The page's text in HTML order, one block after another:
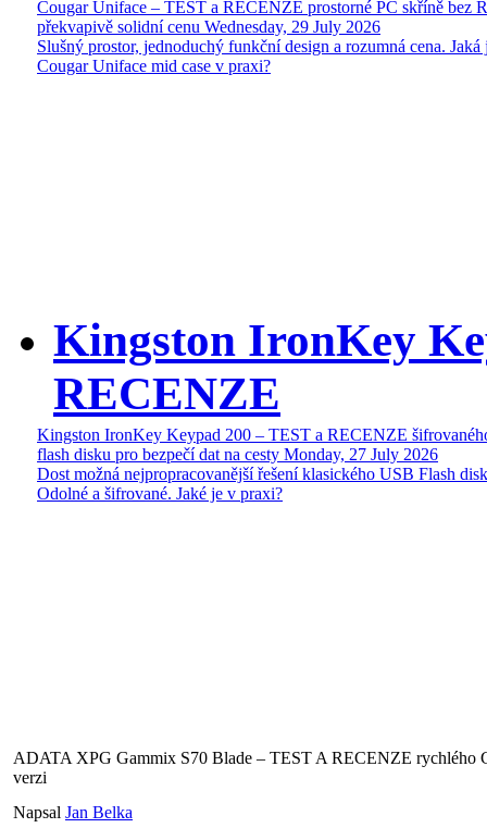
Cougar Uniface – TEST a RECENZE prostorné PC skříně bez
překvapivě solidní cenu Wednesday, 29 July 2026
Slušný prostor, jednoduchý funkční design a rozumná cena. Jaká
Cougar Uniface mid case v praxi?
Kingston IronKey
RECENZE
Kingston IronKey Keypad 200 – TEST a RECENZE
flash disku pro bezpečí dat na cesty Monday, 27 July 2026
Dost možná nejpropracovanější řešení klasického USB Flash
Odolné a šifrované. Jaké je v praxi?
ADATA XPG Gammix S70 Blade – TEST A RECENZE rychlého
verzi
Napsal Jan Belka